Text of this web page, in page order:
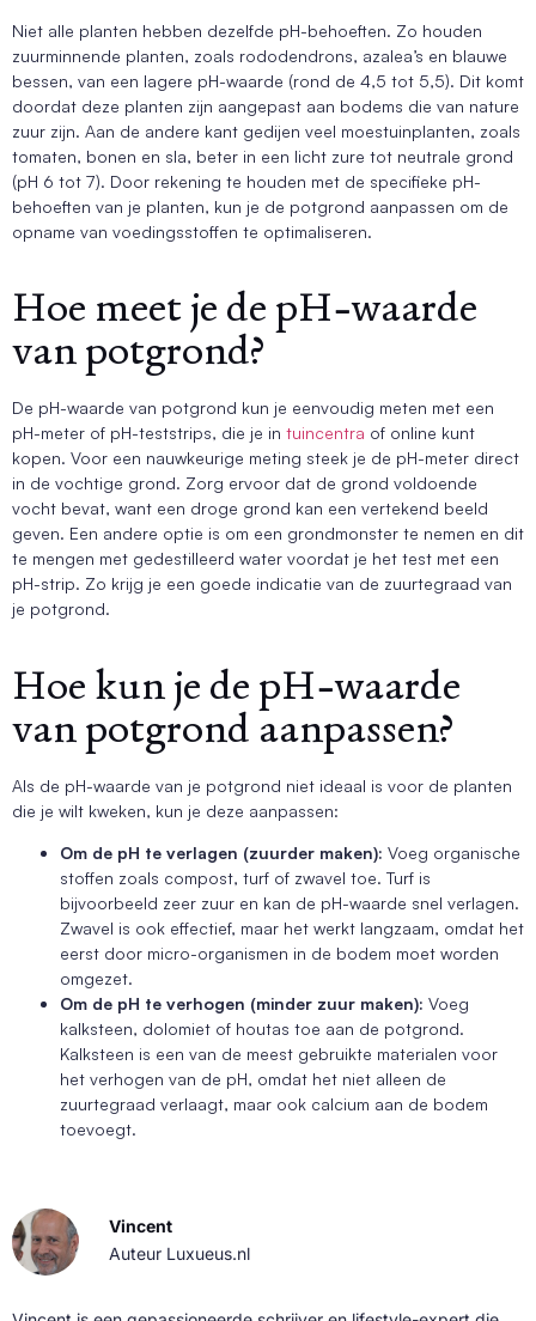
Niet alle planten hebben dezelfde pH-behoeften. Zo houden
zuurminnende planten, zoals rododendrons, azalea’s en blauwe
bessen, van een lagere pH-waarde (rond de 4,5 tot 5,5). Dit komt
doordat deze planten zijn aangepast aan bodems die van nature
zuur zijn. Aan de andere kant gedijen veel moestuinplanten, zoals
tomaten, bonen en sla, beter in een licht zure tot neutrale grond
(pH 6 tot 7). Door rekening te houden met de specifieke pH-
behoeften van je planten, kun je de potgrond aanpassen om de
opname van voedingsstoffen te optimaliseren.
Hoe meet je de pH-waarde
van potgrond?
De pH-waarde van potgrond kun je eenvoudig meten met een
pH-meter of pH-teststrips, die je in tuincentra of online kunt
kopen. Voor een nauwkeurige meting steek je de pH-meter direct
in de vochtige grond. Zorg ervoor dat de grond voldoende
vocht bevat, want een droge grond kan een vertekend beeld
geven. Een andere optie is om een grondmonster te nemen en dit
te mengen met gedestilleerd water voordat je het test met een
pH-strip. Zo krijg je een goede indicatie van de zuurtegraad van
je potgrond.
Hoe kun je de pH-waarde
van potgrond aanpassen?
Als de pH-waarde van je potgrond niet ideaal is voor de planten
die je wilt kweken, kun je deze aanpassen:
Om de pH te verlagen (zuurder maken): Voeg organische
stoffen zoals compost, turf of zwavel toe. Turf is
bijvoorbeeld zeer zuur en kan de pH-waarde snel verlagen.
Zwavel is ook effectief, maar het werkt langzaam, omdat het
eerst door micro-organismen in de bodem moet worden
omgezet.
Om de pH te verhogen (minder zuur maken): Voeg
kalksteen, dolomiet of houtas toe aan de potgrond.
Kalksteen is een van de meest gebruikte materialen voor
het verhogen van de pH, omdat het niet alleen de
zuurtegraad verlaagt, maar ook calcium aan de bodem
toevoegt.
Vincent
Auteur Luxueus.nl